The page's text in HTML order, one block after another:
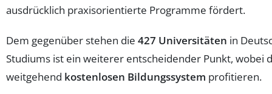
ausdrücklich praxisorientierte Programme fördert.
Dem gegenüber stehen die 427 Universitäten in
Studiums ist ein weiterer entscheidender Punkt, wobei
weitgehend kostenlosen Bildungssystem profitieren.